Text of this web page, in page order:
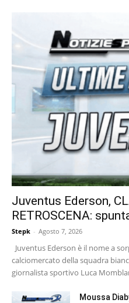
Juventus Ederson,
RETROSCENA:
Stepk - Agosto 7, 2026
Juventus Ederson è il nome a
calciomercato della squadra
giornalista sportivo Luca
Moussa